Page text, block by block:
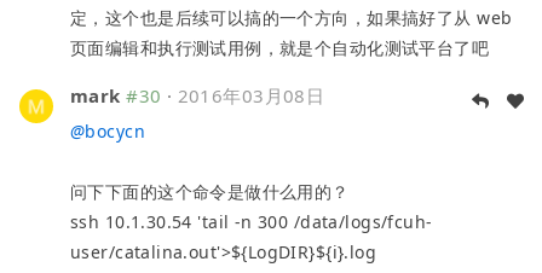
定，这个也是后续可以搞的一个方向，如果搞好了从 web
页面编辑和执行测试用例，就是个自动化测试平台了吧
mark #30 · 2016年03月08日
@bocycn
问下下面的这个命令是做什么用的？
ssh 10.1.30.54 'tail -n 300 /data/logs/fcuh-
user/catalina.out'>${LogDIR}${i}.log